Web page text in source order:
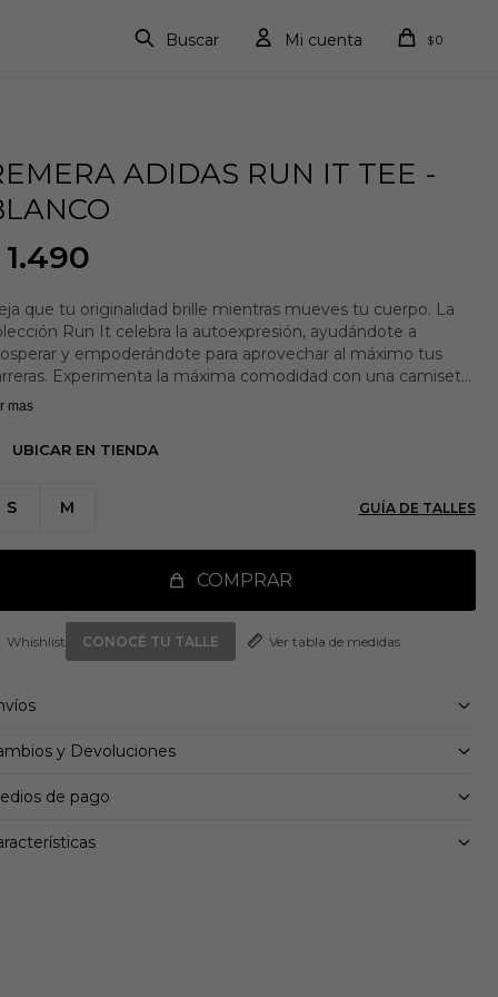
$0
ADIDAS RUN IT TEE -
1.490
que tu originalidad brille mientras mueves tu cuerpo. La
Run It celebra la autoexpresión, ayudándote a
y empoderándote para aprovechar al máximo tus
Experimenta la máxima comodidad con una camiseta
correr que se mantiene suave sobre la piel incluso cuando
materiales ligeros y transpirables que te mantienen fresco
reflectantes añadidos mejoran tu visibilidad en
muestra a todos a dónde pertenece tu orgullo.
simulado 100% poliéster reciclado
reflectantes
mas
UBICAR EN TIENDA
S M GUÍA DE TALLES
COMPRAR
CONOCÉ TU TALLE Ver tabla de medidas
y Devoluciones
de pago